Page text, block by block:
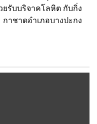
ยรับบริจาคโลหิต กับกิ่ง
กาชาดอำเภอบางปะกง